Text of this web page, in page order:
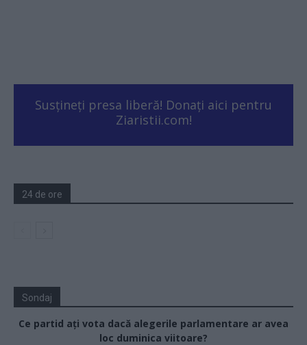
Susțineți presa liberă! Donați aici pentru
Ziaristii.com!
24 de ore
Sondaj
Ce partid ați vota dacă alegerile parlamentare ar avea
loc duminica viitoare?